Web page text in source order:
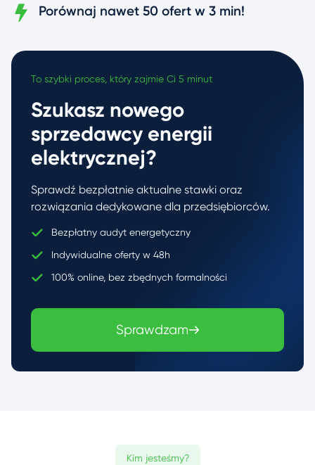
Porównaj nawet 50 ofert w 3 min!
To szybki proces, który zajmie Ci 5 minut
Szukasz nowego
sprzedawcy energii
elektrycznej?
Sprawdź bezpłatnie aktualne stawki oraz
rozwiązania dedykowane dla przedsiębiorców.
Bezpłatny audyt energetyczny
Indywidualne oferty w 48h
100% online, bez zbędnych formalności
Sprawdzam
Kim jesteśmy?